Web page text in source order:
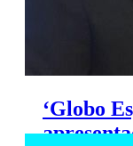
‘Globo